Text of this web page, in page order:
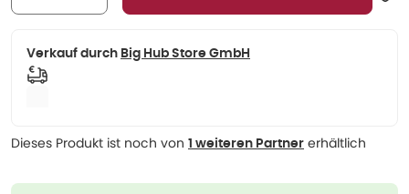
Verkauf durch Big Hub Store GmbH
Dieses Produkt ist noch von 1 weiteren Partner erhältlich